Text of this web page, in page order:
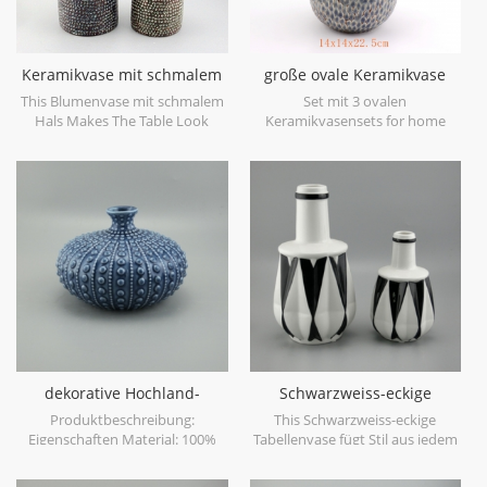
Keramikvase mit schmalem
Hals
This Blumenvase mit schmalem
Hals Makes The Table Look
große ovale Keramikvase
blau antik
Set mit 3 ovalen
Keramikvasensets for home
dekorative Hochland-
Tischvase
Produktbeschreibung:
Eigenschaften Material: 100%
handgemacht Vorteil: 1)
Schwarzweiss-eckige
Tabellenvase
This Schwarzweiss-eckige
Tabellenvase fügt Stil aus jedem
verleihen jedem Ambiente ein